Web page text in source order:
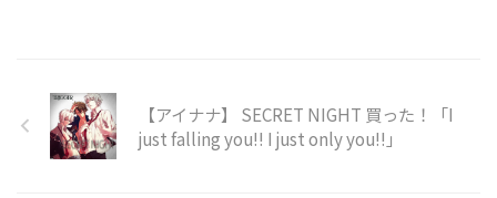
【アイナナ】 SECRET NIGHT 買った！「I
just falling you!! I just only you!!」